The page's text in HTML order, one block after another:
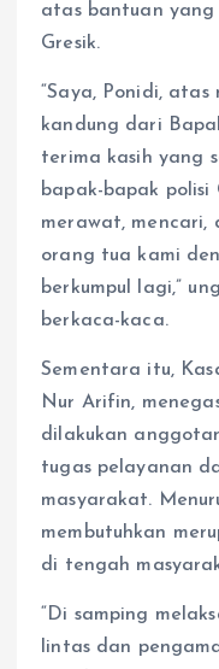
atas bantuan
Gresik.
“Saya, Ponidi,
kandung dari
terima kasih yang
bapak-bapak polisi
merawat, mencari,
orang tua kami
berkumpul lagi,”
berkaca-kaca.
Sementara itu,
Nur Arifin,
dilakukan
tugas pelayanan
masyarakat.
membutuhkan
di tengah
“Di samping
lintas dan